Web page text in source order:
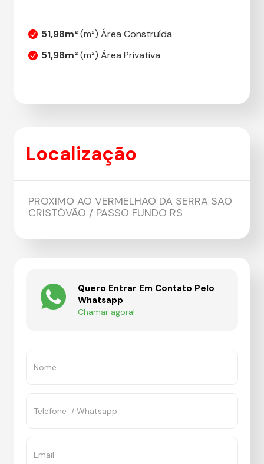
51,98m²(m²) Área Construída
51,98m²(m²) Área Privativa
Localização
PROXIMO AO VERMELHAO DA SERRA SAO
CRISTÓVÃO / PASSO FUNDO RS
Quero Entrar Em Contato Pelo
Whatsapp
Chamar agora!